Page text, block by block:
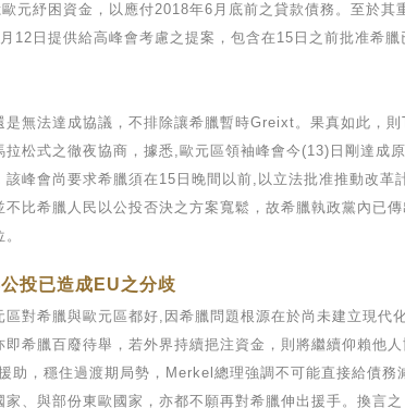
元紓困資金，以應付2018年6月底前之貸款債務。至於
12日提供給高峰會考慮之提案，包含在15日之前批准希
法達成協議，不排除讓希臘暫時Greixt。果真如此，
拉松式之徹夜協商，據悉,歐元區領袖峰會今(13)日剛達
峰會尚要求希臘須在15日晚間以前,以立法批准推動改
不比希臘人民以公投否決之方案寬鬆，故希臘執政黨內
投已造成EU之分歧
希臘與歐元區都好,因希臘問題根源在於尚未建立現代
希臘百廢待舉，若外界持續挹注資金，則將繼續仰賴他
助，穩住過渡期局勢，Merkel總理強調不可能直接給債
、與部份東歐國家，亦都不願再對希臘伸出援手。換言